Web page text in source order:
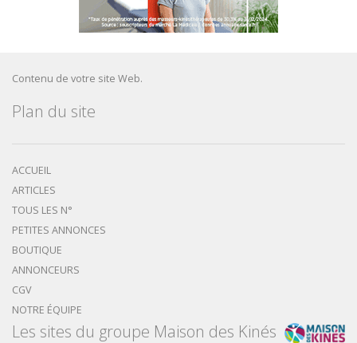
Contenu de votre site Web.
Plan du site
ACCUEIL
ARTICLES
TOUS LES N°
PETITES ANNONCES
BOUTIQUE
ANNONCEURS
CGV
NOTRE ÉQUIPE
Les sites du groupe Maison des Kinés